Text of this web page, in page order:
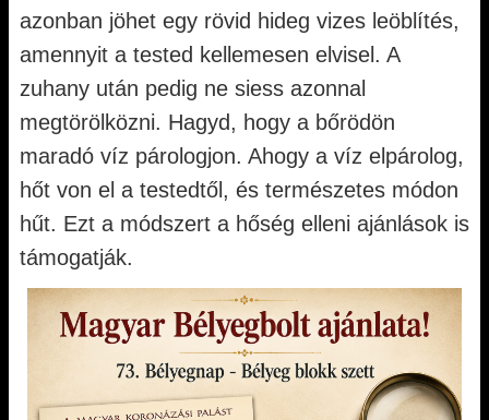
azonban jöhet egy rövid hideg vizes leöblítés,
amennyit a tested kellemesen elvisel. A
zuhany után pedig ne siess azonnal
megtörölközni. Hagyd, hogy a bőrödön
maradó víz párologjon. Ahogy a víz elpárolog,
hőt von el a testedtől, és természetes módon
hűt. Ezt a módszert a hőség elleni ajánlások is
támogatják.